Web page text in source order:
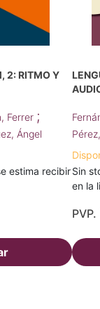
2: RITMO Y
Ferrer ;
Ángel
estima recibirSin
en la
PVP.